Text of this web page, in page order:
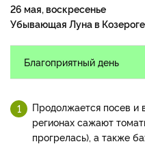
26 мая, воскресенье
Убывающая Луна в
Благоприятный день
Продолжается посев и
регионах сажают
прогрелась), а также